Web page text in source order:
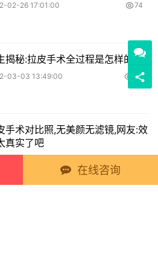
02-26 17:01:00 74
揭秘:拉皮手术全过程是怎样的？
03-03 13:49:00 33
手术对比照,无美颜无滤镜,网友:效
真实了吧
在线咨询